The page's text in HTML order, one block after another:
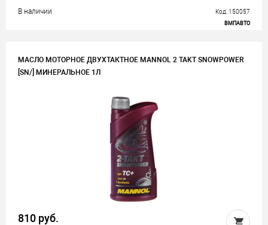
В наличии Код: 150057
ВМПАВТО
МАСЛО МОТОРНОЕ ДВУХТАКТНОЕ MANNOL 2 TAKT SNOWPOWER
[SN/] МИНЕРАЛЬНОЕ 1Л
810 руб.